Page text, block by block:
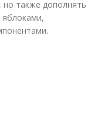
но также дополнять
яблоками,